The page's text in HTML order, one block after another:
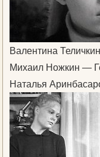
Валентина
Михаил Ножкин —
Наталья